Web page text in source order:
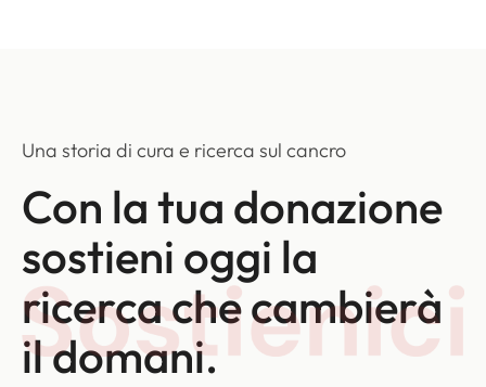
Una storia di cura e ricerca sul cancro
Con la tua donazione
sostieni oggi la
ricerca che cambierà
il domani.